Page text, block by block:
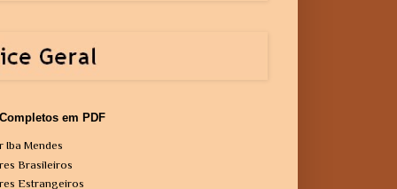
em PDF
Iba Mendes
Brasileiros
Estrangeiros